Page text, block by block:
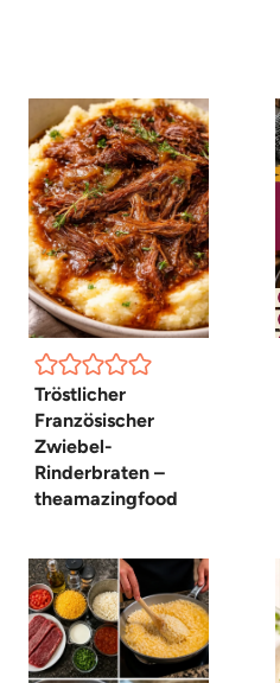
Tröstlicher
Französischer
Zwiebel-
Rinderbraten –
theamazingfood